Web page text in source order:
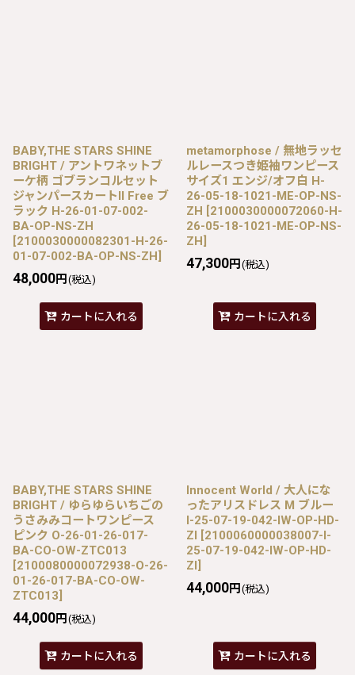
BABY,THE STARS SHINE
BRIGHT / アントワネットブ
ーケ柄 ゴブランコルセット
ジャンパースカートII Free ブ
ラック H-26-01-07-002-
BA-OP-NS-ZH
[2100030000082301-H-26-
01-07-002-BA-OP-NS-ZH]
48,000円 (税込)
カートに入れる
metamorphose / 無地ラッセ
ルレースつき姫袖ワンピース
サイズ1 エンジ/オフ白 H-
26-05-18-1021-ME-OP-NS-
ZH [2100030000072060-H-
26-05-18-1021-ME-OP-NS-
ZH]
47,300円 (税込)
カートに入れる
BABY,THE STARS SHINE
BRIGHT / ゆらゆらいちごの
うさみみコートワンピース
ピンク O-26-01-26-017-
BA-CO-OW-ZTC013
[2100080000072938-O-26-
01-26-017-BA-CO-OW-
ZTC013]
44,000円 (税込)
カートに入れる
Innocent World / 大人にな
ったアリスドレス M ブルー
I-25-07-19-042-IW-OP-HD-
ZI [2100060000038007-I-
25-07-19-042-IW-OP-HD-
ZI]
44,000円 (税込)
カートに入れる